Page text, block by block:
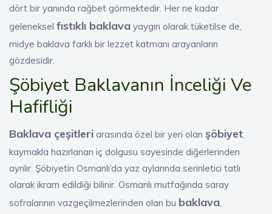
dört bir yanında rağbet görmektedir. Her ne kadar
geleneksel fıstıklı baklava yaygın olarak tüketilse de,
midye baklava farklı bir lezzet katmanı arayanların
gözdesidir.
Şöbiyet Baklavanın İnceliği Ve
Hafifliği
Baklava çeşitleri arasında özel bir yeri olan şöbiyet,
kaymakla hazırlanan iç dolgusu sayesinde diğerlerinden
ayrılır. Şöbiyetin Osmanlı’da yaz aylarında serinletici tatlı
olarak ikram edildiği bilinir. Osmanlı mutfağında saray
sofralarının vazgeçilmezlerinden olan bu baklava,